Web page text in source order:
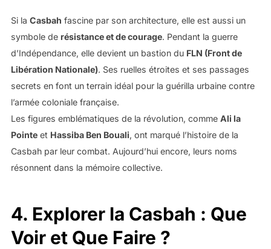
Si la Casbah fascine par son architecture, elle est aussi un
symbole de résistance et de courage. Pendant la guerre
d’Indépendance, elle devient un bastion du FLN (Front de
Libération Nationale). Ses ruelles étroites et ses passages
secrets en font un terrain idéal pour la guérilla urbaine contre
l’armée coloniale française.
Les figures emblématiques de la révolution, comme Ali la
Pointeet Hassiba Ben Bouali, ont marqué l’histoire de la
Casbah par leur combat. Aujourd’hui encore, leurs noms
résonnent dans la mémoire collective.
4. Explorer la Casbah : Que
Voir et Que Faire ?